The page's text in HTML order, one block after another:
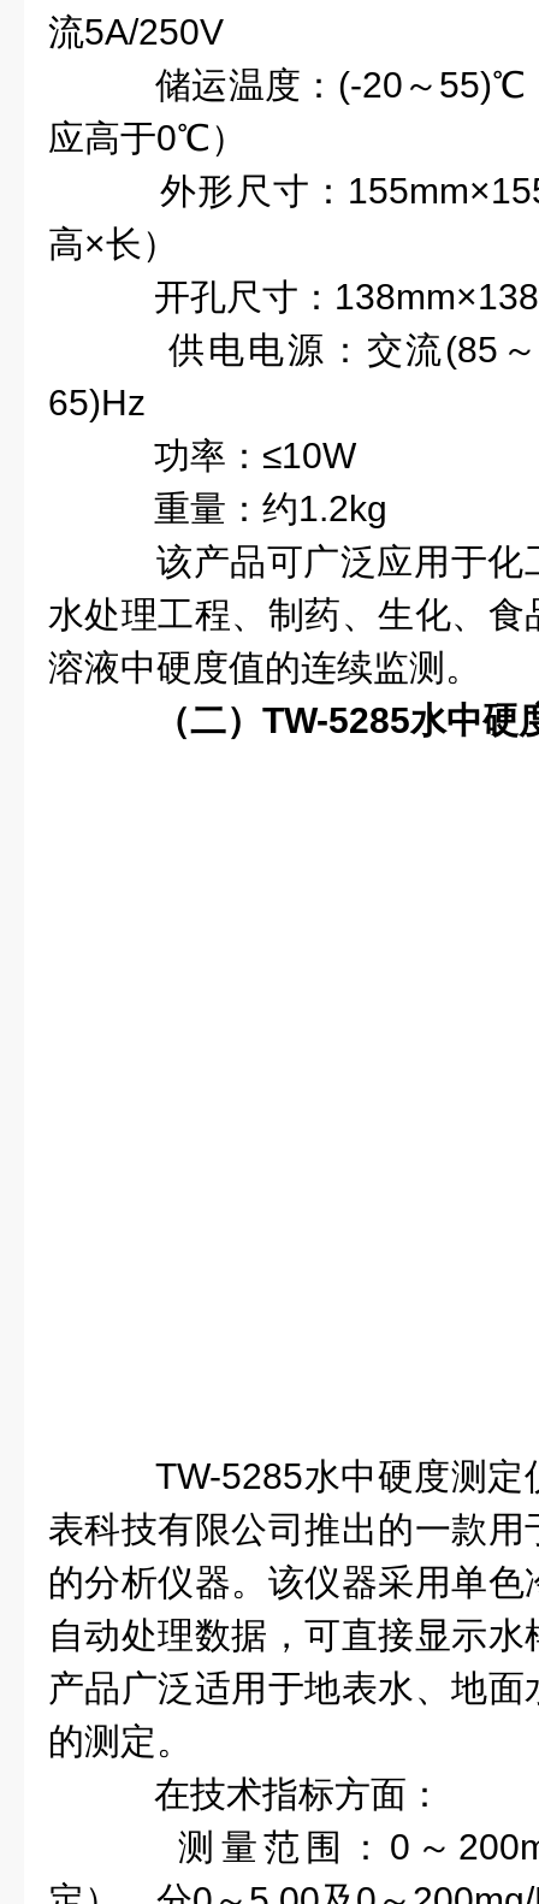
流5A/250V
储运温度：(-20～55)℃
应高于0℃）
外形尺寸：
高×长）
开孔尺寸：
供电电源：交流(85～
65)Hz
功率：≤10W
重量：约1.2kg
该产品可广泛应用于化
水处理工程、制药、生化、
溶液中硬度值的连续监测。
（二）TW-5285水中硬
TW-5285水中硬度测定
表科技有限公司推出的一款
的分析仪器。该仪器采用单
自动处理数据，可直接显示
产品广泛适用于地表水、地
的测定。
在技术指标方面：
测量范围：0～